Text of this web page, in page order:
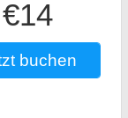
€14
buchen